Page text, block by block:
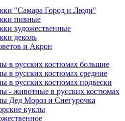
"Самара Город и Люди"
пивные
художественные
деколь
и Акрон
в русских костюмах большие
в русских костюмах средние
в русских костюмах подвески
- животные в русских костюмах
Дед Мороз и Снегурочка
куклы